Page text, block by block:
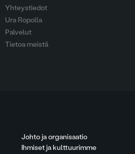
Yhteystiedot
Ura Ropolla
Palvelut
Tietoa meistä
Johto ja organisaatio
Ihmiset ja kulttuurimme